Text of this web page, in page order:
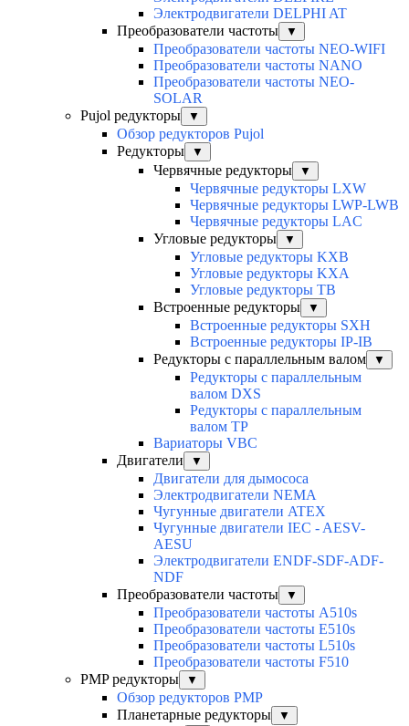
Электродвигатели DELPHI AT
Преобразователи частоты
▼
Преобразователи частоты NEO-WIFI
Преобразователи частоты NANO
Преобразователи частоты NEO-
SOLAR
Pujol редукторы
▼
Обзор редукторов Pujol
Редукторы
▼
Червячные редукторы ▼
Червячные редукторы LXW
Червячные редукторы LWP-LWB
Червячные редукторы LAC
Угловые редукторы
▼
Угловые редукторы KXB
Угловые редукторы KXA
Угловые редукторы TB
Встроенные редукторы
▼
Встроенные редукторы SXH
Встроенные редукторы IP-IB
Редукторы с параллельным валом
▼
Редукторы с параллельным
валом DXS
Редукторы с параллельным
валом TP
Вариаторы VBC
Двигатели
▼
Двигатели для дымососа
Электродвигатели NEMA
Чугунные двигатели ATEX
Чугунные двигатели IEC - AESV-
AESU
Электродвигатели ENDF-SDF-ADF-
NDF
Преобразователи частоты
▼
Преобразователи частоты A510s
Преобразователи частоты E510s
Преобразователи частоты L510s
Преобразователи частоты F510
PMP редукторы
▼
Обзор редукторов PMP
Планетарные редукторы
▼